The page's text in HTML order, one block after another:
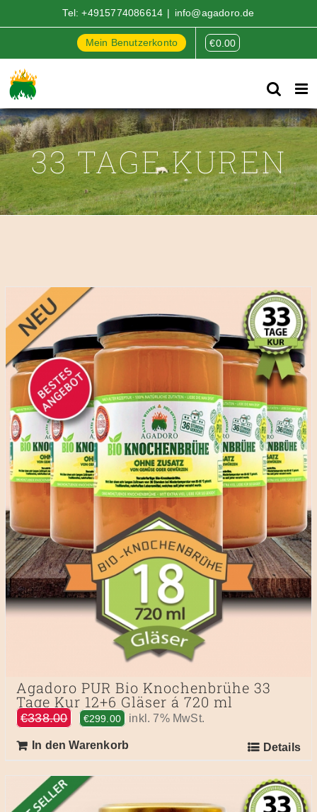
Inhalt
Tel:+4915774086614 | info@agadoro.de
Mein Benutzerkonto €0.00
33 TAGE KUREN
Agadoro PUR Bio Knochenbrühe 33
Tage Kur 12+6 Gläser á 720 ml
€338.00
Ursprünglicher
war:
€299.00 Aktueller
ist:
inkl. 7% MwSt.
In den Warenkorb Details